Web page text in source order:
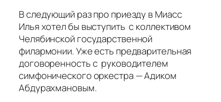
В следующий раз про приезду в Миасс
Илья хотел бы выступить с коллективом
Челябинской государственной
филармонии. Уже есть предварительная
договоренность с руководителем
симфонического оркестра — Адиком
Абдурахмановым.